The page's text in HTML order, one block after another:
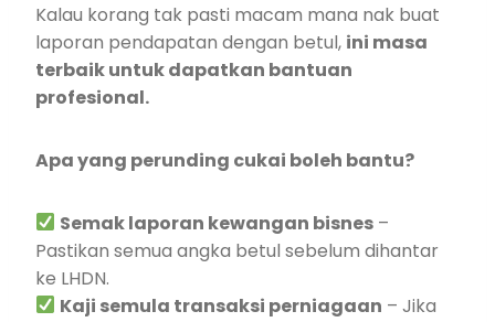
Kalau korang tak pasti macam mana nak buat
laporan pendapatan dengan betul, ini masa
terbaik untuk dapatkan bantuan
profesional.
Apa yang perunding cukai boleh bantu?
Semak laporan kewangan bisnes –
Pastikan semua angka betul sebelum dihantar
ke LHDN.
Kaji semula transaksi perniagaan – Jika